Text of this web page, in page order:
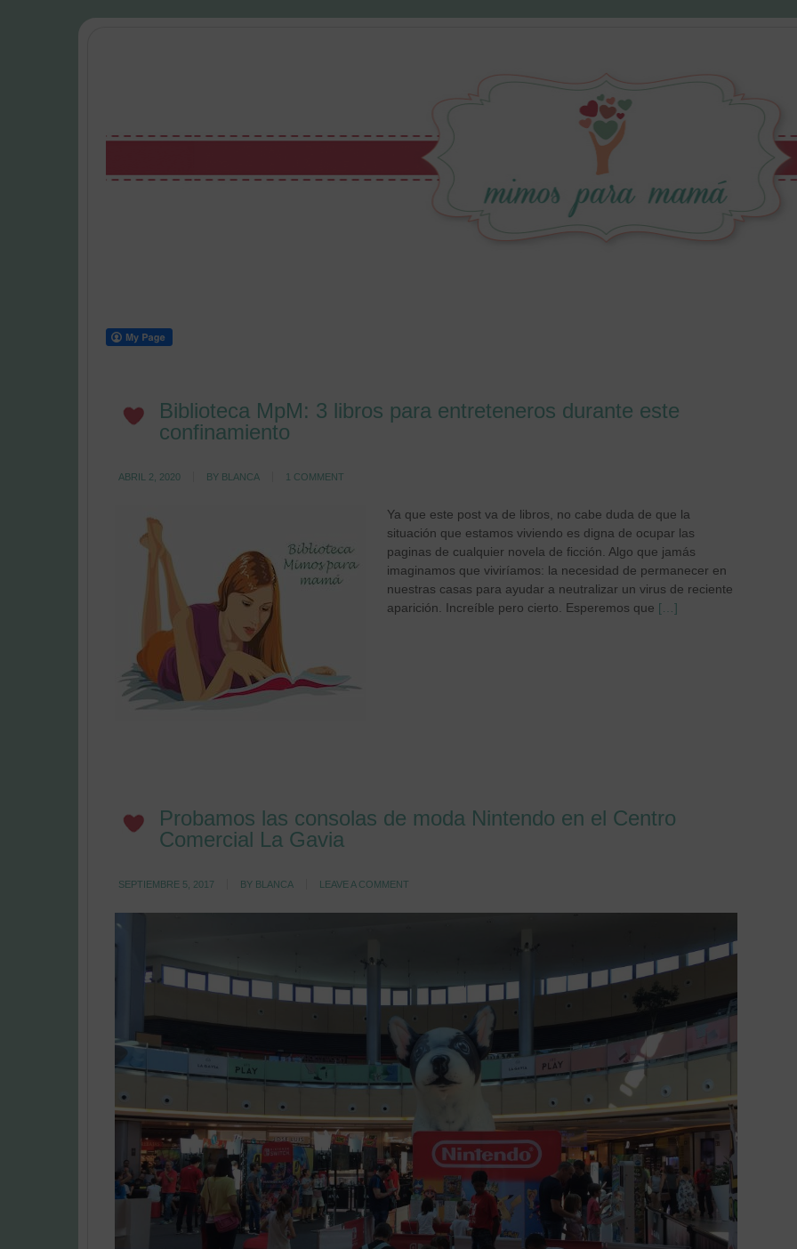
Biblioteca MpM: 3 libros para entreteneros durante este
confinamiento
ABRIL 2, 2020 BY BLANCA 1 COMMENT
Ya que este post va de libros, no cabe duda de que la
situación que estamos viviendo es digna de ocupar las
paginas de cualquier novela de ficción. Algo que jamás
imaginamos que viviríamos: la necesidad de permanecer en
nuestras casas para ayudar a neutralizar un virus de reciente
aparición. Increíble pero cierto. Esperemos que […]
Probamos las consolas de moda Nintendo en el Centro
Comercial La Gavia
SEPTIEMBRE 5, 2017 BY BLANCA LEAVE A COMMENT